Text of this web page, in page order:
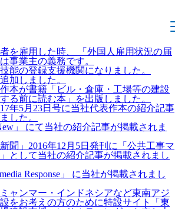
EXPO 国際物流総合展に出展
を雇用した時、 「外国人雇用状況の届
事業主の義務です。
能の登録支援機関になりました。
加しました。
本が書籍「ビル・倉庫・工場等の建設
る前に読む本」を出版しました。
年5月23日号に当社代表作本の紹介記事
した。
」 にて当社の紹介記事が掲載されま
新聞」2016年12月5日発刊に「公共工事マ
として当社の紹介記事が掲載されまし
media Response」 に当社が掲載されまし
ャンマー・インドネシアなど東南アジ
をお考えの方のために特設サイト「東